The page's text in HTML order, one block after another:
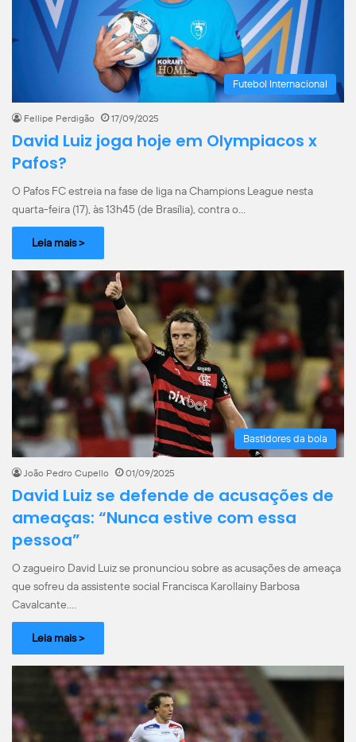
Futebol Internacional
Fellipe Perdigão 17/09/2025
David Luiz joga hoje em Olympiacos x
Pafos?
O Pafos FC estreia na fase de liga na Champions League nesta
quarta-feira (17), às 13h45 (de Brasília), contra o…
Leia mais >
Bastidores da bola
João Pedro Cupello 01/09/2025
David Luiz se defende de acusações de
ameaças: “Nunca estive com essa
pessoa”
O zagueiro David Luiz se pronunciou sobre as acusações de ameaça
que sofreu da assistente social Francisca Karollainy Barbosa
Cavalcante.…
Leia mais >